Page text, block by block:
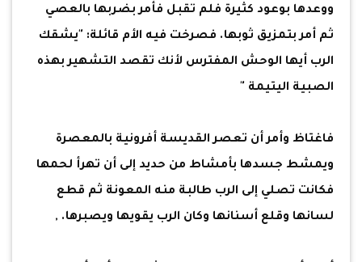
ووعدها بوعود كثيرة فلم تقبل فأمر بضربها بالعصي
ثم أمر بتمزيق ثوبها. فصرخت فيه الأم قائلة: "يشقك
الرب أيها الوحش المفترس لأنك تقصد التشهير بهذه
الصبية اليتيمة "
فاغتاظ وأمر أن تعصر القديسة أفرونية بالمعصرة
ويمشط جسدها بأمشاط من حديد إلى أن تهرأ لحمها
فكانت تصلي إلى الرب طالبة منه المعونة ثم قطع
لسانها وقلع أسنانها وكان الرب يقويها ويصبرها. ,